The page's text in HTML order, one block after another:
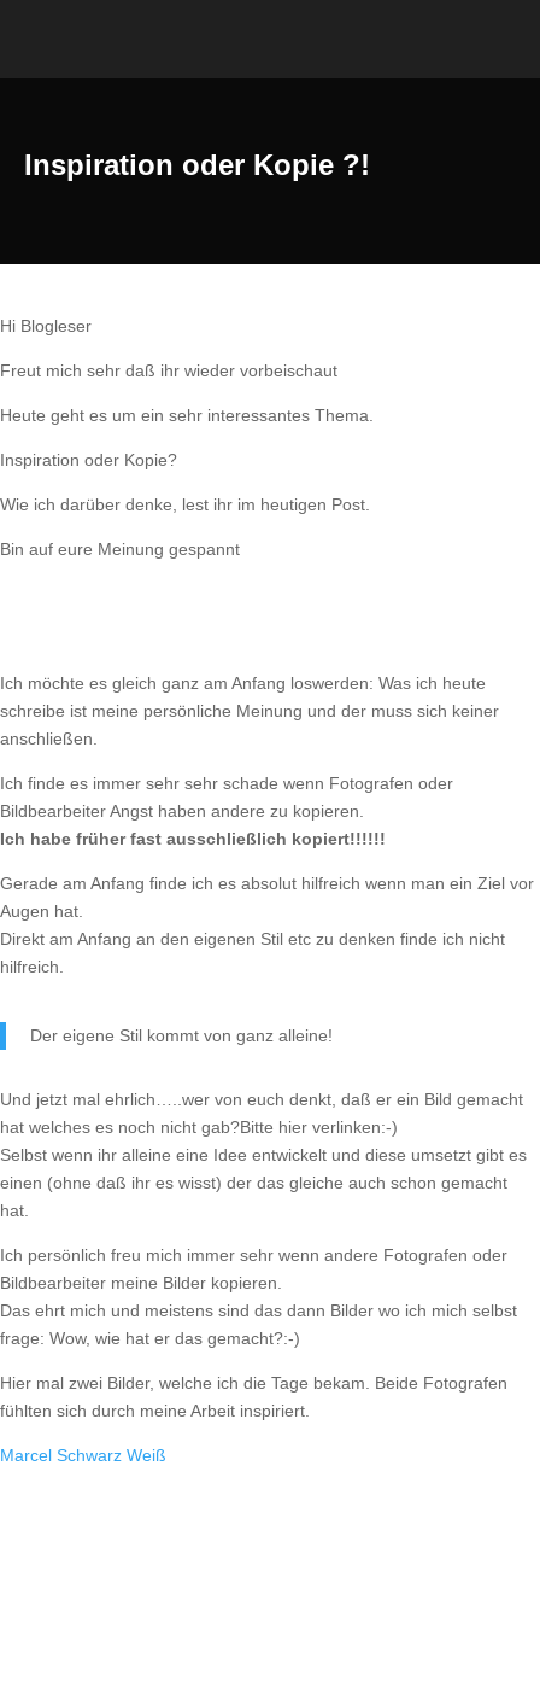
Inspiration oder Kopie ?!
Hi Blogleser
Freut mich sehr daß ihr wieder vorbeischaut
Heute geht es um ein sehr interessantes Thema.
Inspiration oder Kopie?
Wie ich darüber denke, lest ihr im heutigen Post.
Bin auf eure Meinung gespannt
Ich möchte es gleich ganz am Anfang loswerden: Was ich heute
schreibe ist meine persönliche Meinung und der muss sich keiner
anschließen.
Ich finde es immer sehr sehr schade wenn Fotografen oder
Bildbearbeiter Angst haben andere zu kopieren.
Ich habe früher fast ausschließlich kopiert!!!!!!
Gerade am Anfang finde ich es absolut hilfreich wenn man ein Ziel vor
Augen hat.
Direkt am Anfang an den eigenen Stil etc zu denken finde ich nicht
hilfreich.
Der eigene Stil kommt von ganz alleine!
Und jetzt mal ehrlich…..wer von euch denkt, daß er ein Bild gemacht
hat welches es noch nicht gab?Bitte hier verlinken:-)
Selbst wenn ihr alleine eine Idee entwickelt und diese umsetzt gibt es
einen (ohne daß ihr es wisst) der das gleiche auch schon gemacht
hat.
Ich persönlich freu mich immer sehr wenn andere Fotografen oder
Bildbearbeiter meine Bilder kopieren.
Das ehrt mich und meistens sind das dann Bilder wo ich mich selbst
frage: Wow, wie hat er das gemacht?:-)
Hier mal zwei Bilder, welche ich die Tage bekam. Beide Fotografen
fühlten sich durch meine Arbeit inspiriert.
Marcel Schwarz Weiß